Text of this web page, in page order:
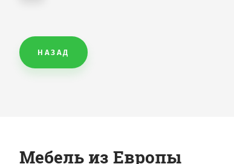
НАЗАД
Мебель из Европы